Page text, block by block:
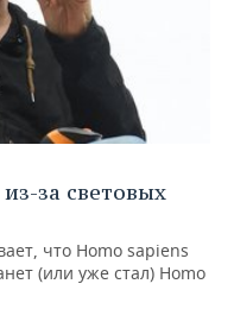
за световых
что Homo sapiens
(или уже стал) Homo